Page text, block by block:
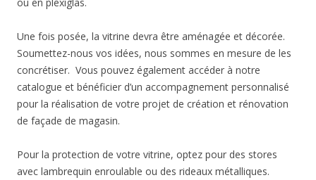
Une fois posée, la vitrine devra être aménagée et décorée.
Soumettez-nous vos idées, nous sommes en mesure de les
concrétiser. Vous pouvez également accéder à notre
catalogue et bénéficier d’un accompagnement personnalisé
pour la réalisation de votre projet de création et rénovation
de façade de magasin.
Pour la protection de votre vitrine, optez pour des stores
avec lambrequin enroulable ou des rideaux métalliques.